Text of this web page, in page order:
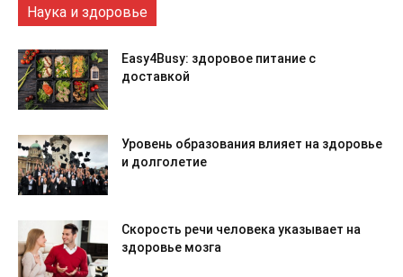
Наука и здоровье
Easy4Busy: здоровое питание с
доставкой
Уровень образования влияет на здоровье
и долголетие
Скорость речи человека указывает на
здоровье мозга